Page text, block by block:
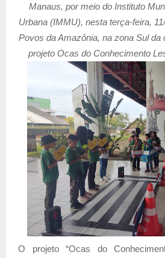
Manaus, por meio do Instituto
Urbana (IMMU), nesta terça-feira,
Povos da Amazônia, na zona Sul da
projeto Ocas do Conhecimento
O projeto “Ocas do